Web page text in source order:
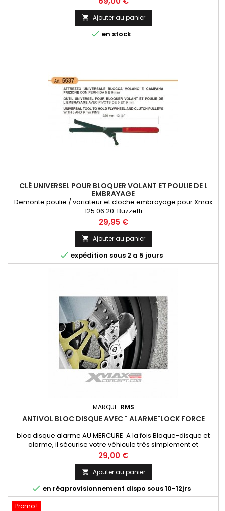
 Ajouter au panier
 en stock
CLÉ UNIVERSEL POUR BLOQUER VOLANT ET POULIE DE L
EMBRAYAGE
Demonte poulie / variateur et cloche embrayage pour Xmax
125 06 20 Buzzetti
Prix
29,95 €
 Ajouter au panier
 expédition sous 2 a 5 jours
MARQUE: RMS
ANTIVOL BLOC DISQUE AVEC " ALARME"LOCK FORCE
bloc disque alarme AU MERCURE A la fois Bloque-disque et
alarme, il sécurise votre véhicule très simplement et
efficacement.
Prix
29,00 €
 Ajouter au panier
 en réaprovisionnement dispo sous 10-12jrs
Promo !